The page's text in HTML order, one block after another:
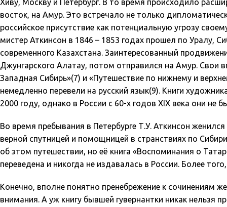
Хиву, Москву и Петербург. В то время происходило
восток, на Амур. Это встречало не только
российское присутствие как потенциальную угрозу
мистер Аткинсон в 1846 – 1853 годах прошел по Уралу,
современного Казахстана. Заинтересованный
Джунгарского Алатау, потом отправился на Амур. Свои
Западная Сибирь»(7) и «Путешествие по нижнему и
немедленно перевели на русский язык(9). Книги
2000 году, однако в России с 60-х годов XIX века они не
Во время пребывания в Петербурге Т.У. Аткинсон
верной спутницей и помощницей в странствиях по
об этом путешествии, но её книга «Воспоминания о
переведена и никогда не издавалась в России. Более
Конечно, вполне понятно пренебрежение к сочинениям
внимания. А уж книгу бывшей гувернантки никак нельзя